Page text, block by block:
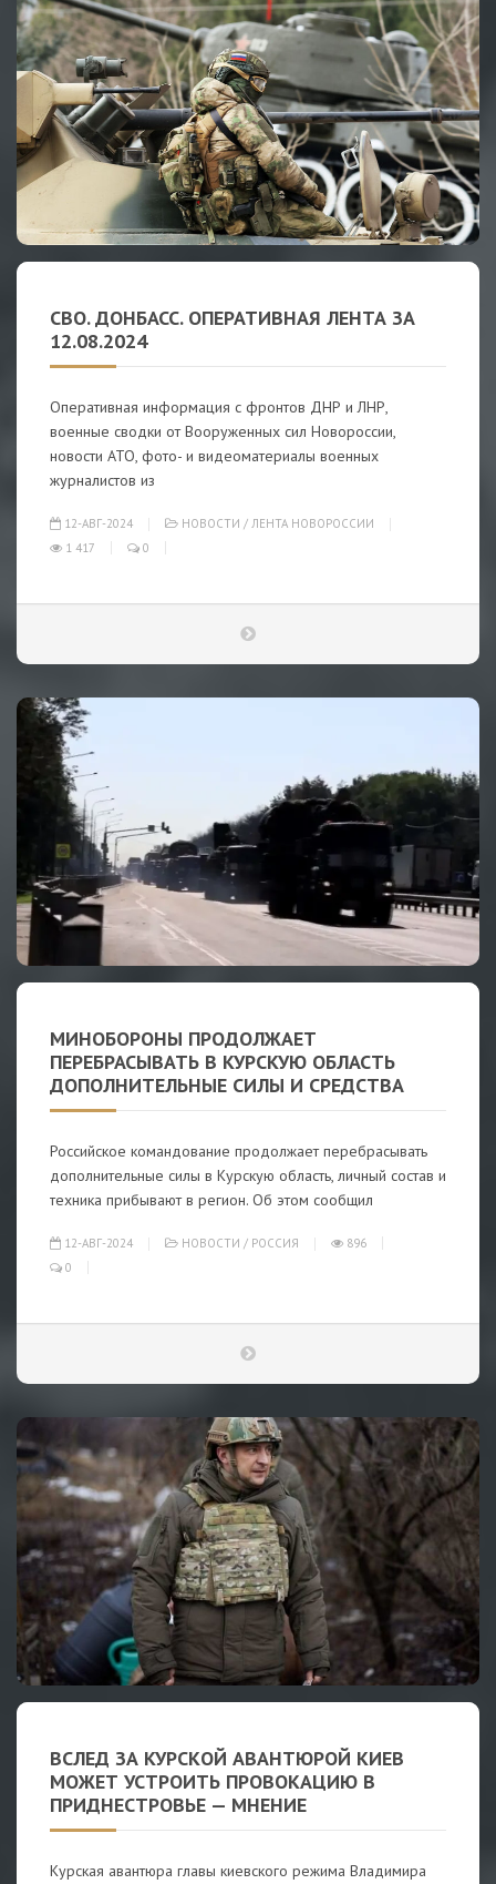
СВО. ДОНБАСС. ОПЕРАТИВНАЯ ЛЕНТА ЗА
12.08.2024
Оперативная информация с фронтов ДНР и ЛНР,
военные сводки от Вооруженных сил Новороссии,
новости АТО, фото- и видеоматериалы военных
журналистов из
12-АВГ-2024 НОВОСТИ / ЛЕНТА НОВОРОССИИ
1 417
0
МИНОБОРОНЫ ПРОДОЛЖАЕТ
ПЕРЕБРАСЫВАТЬ В КУРСКУЮ ОБЛАСТЬ
ДОПОЛНИТЕЛЬНЫЕ СИЛЫ И СРЕДСТВА
Российское командование продолжает перебрасывать
дополнительные силы в Курскую область, личный состав и
техника прибывают в регион. Об этом сообщил
12-АВГ-2024 НОВОСТИ / РОССИЯ
896
0
ВСЛЕД ЗА КУРСКОЙ АВАНТЮРОЙ КИЕВ
МОЖЕТ УСТРОИТЬ ПРОВОКАЦИЮ В
ПРИДНЕСТРОВЬЕ — МНЕНИЕ
Курская авантюра главы киевского режима Владимира